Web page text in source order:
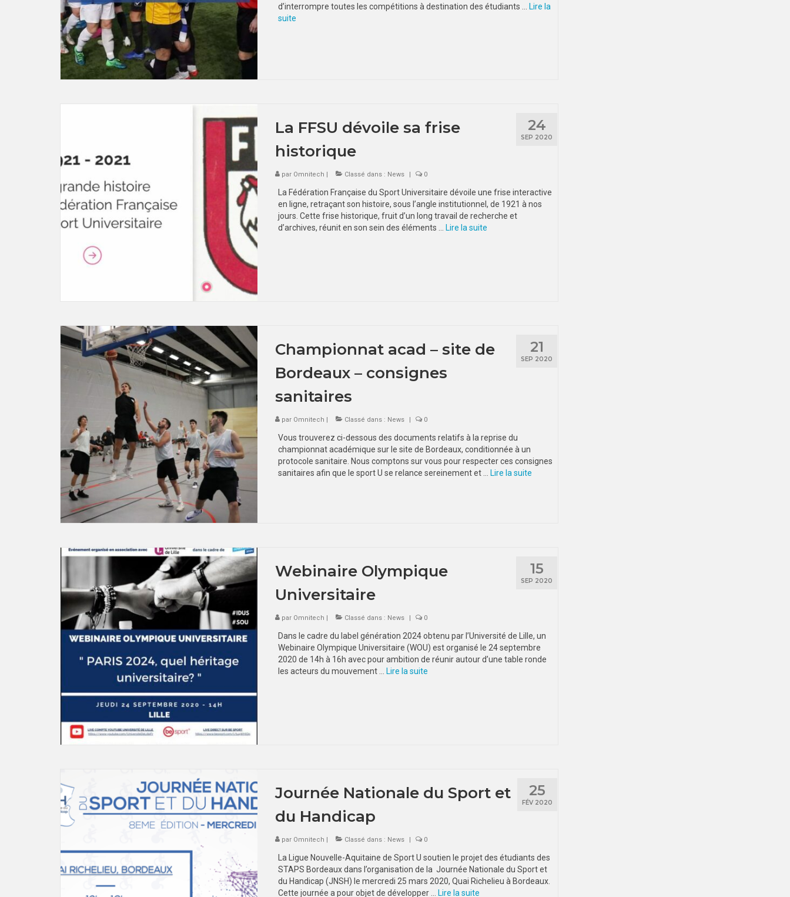
d’interrompre toutes les compétitions à destination des étudiants … Lire la
suite­­
24
SEP 2020
La FFSU dévoile sa frise
historique
par Omnitech Classé dans : News 0
La Fédération Française du Sport Universitaire dévoile une frise interactive
en ligne, retraçant son histoire, sous l’angle institutionnel, de 1921 à nos
jours. Cette frise historique, fruit d’un long travail de recherche et
d’archives, réunit en son sein des éléments … Lire la suite­­
21
SEP 2020
Championnat acad – site de
Bordeaux – consignes
sanitaires
par Omnitech Classé dans : News 0
Vous trouverez ci-dessous des documents relatifs à la reprise du
championnat académique sur le site de Bordeaux, conditionnée à un
protocole sanitaire. Nous comptons sur vous pour respecter ces consignes
sanitaires afin que le sport U se relance sereinement et …
Lire la suite­­
15
SEP 2020
Webinaire Olympique
Universitaire
par Omnitech | Classé dans : News | 0
Dans le cadre du label génération 2024 obtenu par l’Université de Lille, un
Webinaire Olympique Universitaire (WOU) est organisé le 24 septembre
2020 de 14h à 16h avec pour ambition de réunir autour d’une table ronde
les acteurs du mouvement …
Lire la suite­­
25
FÉV 2020
Journée Nationale du Sport et
du Handicap
par Omnitech | Classé dans : News | 0
La Ligue Nouvelle-Aquitaine de Sport U soutien le projet des étudiants des
STAPS Bordeaux dans l’organisation de la Journée Nationale du Sport et
du Handicap (JNSH) le mercredi 25 mars 2020, Quai Richelieu à Bordeaux.
Cette journée a pour objet de développer …
Lire la suite­­